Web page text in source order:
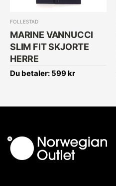
FOLLESTAD
MARINE VANNUCCI
SLIM FIT SKJORTE
HERRE
Du betaler: 599kr